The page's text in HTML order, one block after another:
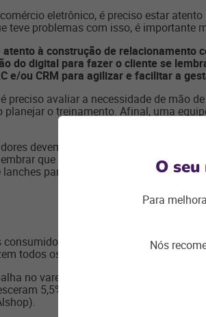
eletrônico, é preciso estar
teve problemas com isso, é importante
atento à construção de
do digital para fazer o cliente se
e/ou CRM para agilizar e facilitar a
preciso avaliar a necessidade de mão
planejar o treinamento. Afinal, uma
devem estar muito bem
que a Black Friday é uma data
para motivar os vendedores,
o Natal é considerado a
todos os tipos de compras, de
no varejo sabe que, no final do
5,5% em todo o País, na
O
Para
Nós